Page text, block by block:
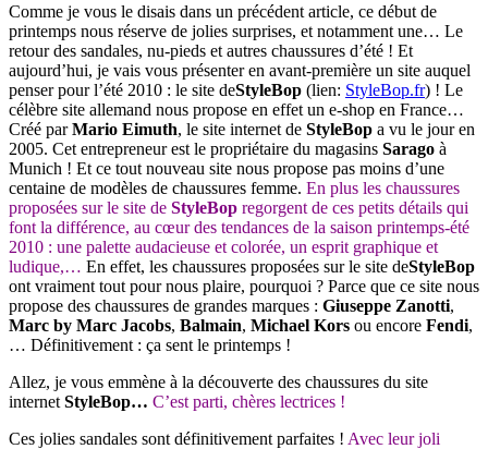
Comme je vous le disais dans un précédent article, ce début de
printemps nous réserve de jolies surprises, et notamment une… Le
retour des sandales, nu-pieds et autres chaussures d’été ! Et
aujourd’hui, je vais vous présenter en avant-première un site auquel
penser pour l’été 2010 : le site deStyleBop (lien: StyleBop.fr) ! Le
célèbre site allemand nous propose en effet un e-shop en France…
Créé parMario Eimuth, le site internet de StyleBop a vu le jour en
2005. Cet entrepreneur est le propriétaire du magasins Sarago à
Munich ! Et ce tout nouveau site nous propose pas moins d’une
centaine de modèles de chaussures femme. En plus les chaussures
proposées sur le site de StyleBop regorgent de ces petits détails qui
font la différence, au cœur des tendances de la saison printemps-été
2010 : une palette audacieuse et colorée, un esprit graphique et
ludique,… En effet, les chaussures proposées sur le site deStyleBop
ont vraiment tout pour nous plaire, pourquoi ? Parce que ce site nous
propose des chaussures de grandes marques : Giuseppe Zanotti,
Marc by Marc Jacobs, Balmain, Michael Kors ou encore Fendi,
… Définitivement : ça sent le printemps !
Allez, je vous emmène à la découverte des chaussures du site
internet StyleBop… C’est parti, chères lectrices !
Ces jolies sandales sont définitivement parfaites ! Avec leur joli